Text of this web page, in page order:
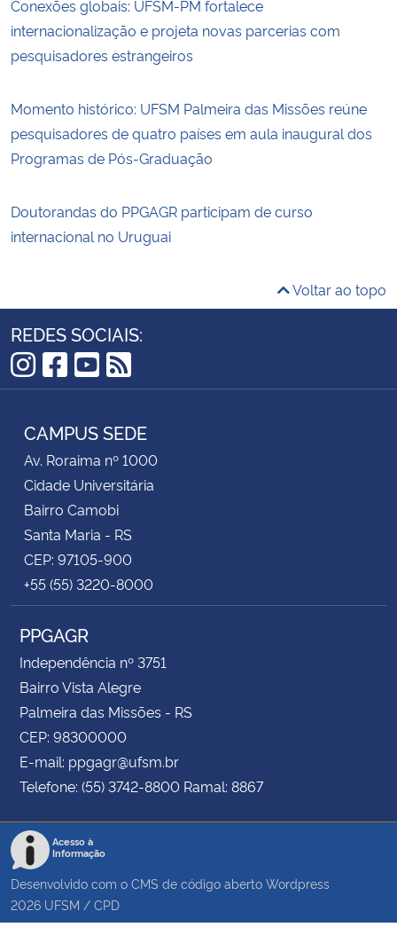
Conexões globais: UFSM-PM fortalece
internacionalização e projeta novas parcerias com
pesquisadores estrangeiros
Momento histórico: UFSM Palmeira das Missões reúne
pesquisadores de quatro países em aula inaugural dos
Programas de Pós-Graduação
Doutorandas do PPGAGR participam de curso
internacional no Uruguai
Voltar ao topo
REDES SOCIAIS:
Instagram
Facebook
YouTube
RSS
CAMPUS SEDE
Av. Roraima nº 1000
Cidade Universitária
Bairro Camobi
Santa Maria - RS
CEP: 97105-900
+55 (55) 3220-8000
PPGAGR
Independência nº 3751
Bairro Vista Alegre
Palmeira das Missões - RS
CEP: 98300000
E-mail: ppgagr@ufsm.br
Telefone: (55) 3742-8800 Ramal: 8867
Acesso à
Informação
Desenvolvido com o CMS de código aberto Wordpress
2026 UFSM / CPD